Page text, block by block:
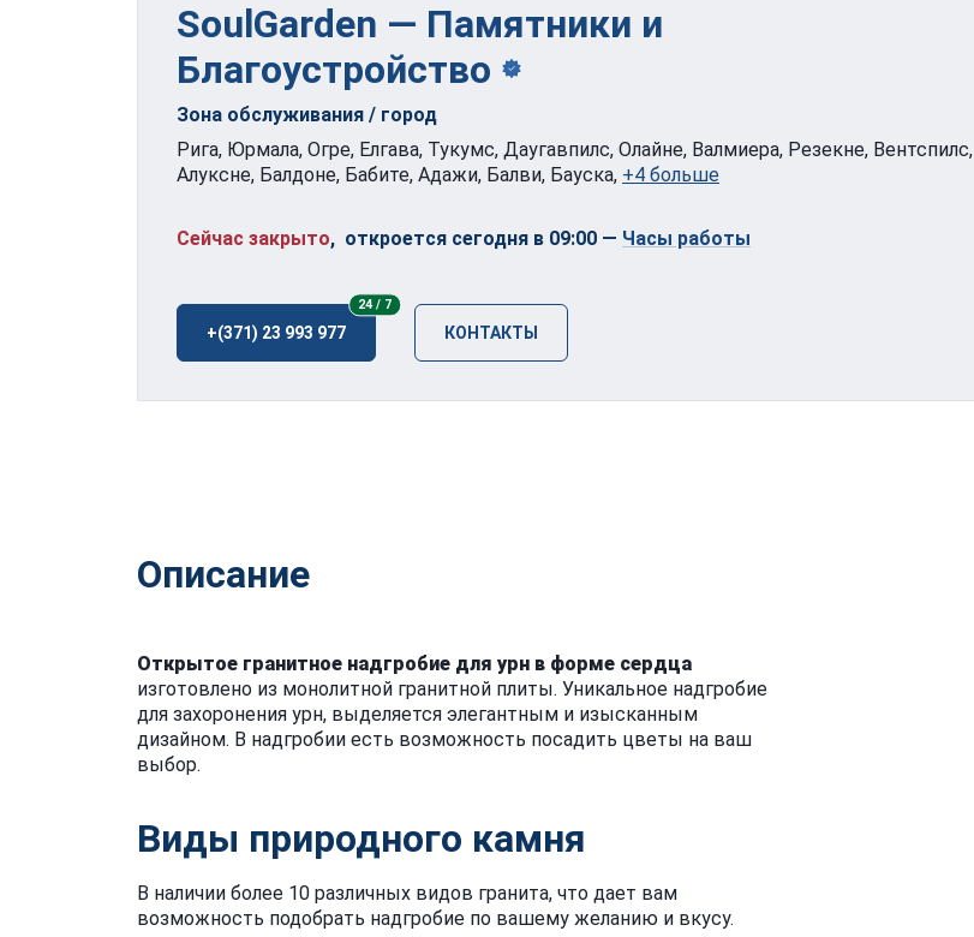
SoulGarden — Памятники и
Благоустройство
Зона обслуживания / город
Рига, Юрмала, Огре, Елгава, Тукумс, Даугавпилс, Олайне, Валмиера, Резекне, Вентспилс,
Алуксне, Балдоне, Бабите, Адажи, Балви, Бауска, +4 больше
Сейчас закрыто, откроется сегодня в 09:00 — Часы работы
+(371) 23 993 977
24 / 724/7
КОНТАКТЫ
Описание
Открытое гранитное надгробие для урн в форме сердца
изготовлено из монолитной гранитной плиты. Уникальное надгробие
для захоронения урн, выделяется элегантным и изысканным
дизайном. В надгробии есть возможность посадить цветы на ваш
выбор.
Виды природного камня
В наличии более 10 различных видов гранита, что дает вам
возможность подобрать надгробие по вашему желанию и вкусу.